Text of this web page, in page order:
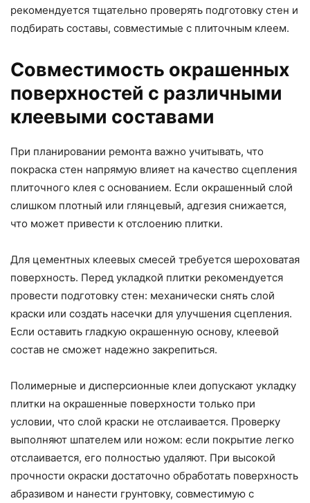
рекомендуется тщательно проверять подготовку стен и
подбирать составы, совместимые с плиточным клеем.
Совместимость окрашенных
поверхностей с различными
клеевыми составами
При планировании ремонта важно учитывать, что
покраска стен напрямую влияет на качество сцепления
плиточного клея с основанием. Если окрашенный слой
слишком плотный или глянцевый, адгезия снижается,
что может привести к отслоению плитки.
Для цементных клеевых смесей требуется шероховатая
поверхность. Перед укладкой плитки рекомендуется
провести подготовку стен: механически снять слой
краски или создать насечки для улучшения сцепления.
Если оставить гладкую окрашенную основу, клеевой
состав не сможет надежно закрепиться.
Полимерные и дисперсионные клеи допускают укладку
плитки на окрашенные поверхности только при
условии, что слой краски не отслаивается. Проверку
выполняют шпателем или ножом: если покрытие легко
отслаивается, его полностью удаляют. При высокой
прочности окраски достаточно обработать поверхность
абразивом и нанести грунтовку, совместимую с